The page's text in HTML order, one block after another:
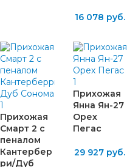
16 078 руб.
Прихожая
Смарт 2 с
пеналом
Кантербер
ри/Дуб
Прихожая
Янна Ян-27
Орех
Пегас
29 927 руб.